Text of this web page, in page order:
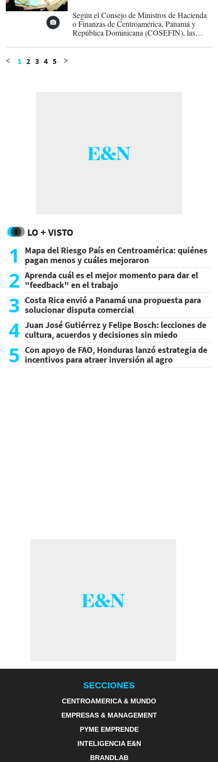
Según el Consejo de Ministros de Hacienda
o Finanzas de Centroamérica, Panamá y
República Dominicana (COSEFIN), las
registraron entre 6 y 7% en 2021, siendo las
< 1 2 3 4 5 >
LO + VISTO
1
Mapa del Riesgo País en Centroamérica: quiénes
pagan menos y cuáles mejoraron
2 Aprenda cuál es el mejor momento para dar el
"feedback" en el trabajo
3 Costa Rica envió a Panamá una propuesta para
solucionar disputa comercial
4 Juan José Gutiérrez y Felipe Bosch: lecciones de
cultura, acuerdos y decisiones sin miedo
5 Con apoyo de FAO, Honduras lanzó estrategia de
incentivos para atraer inversión al agro
SECCIONES
CENTROAMERICA & MUNDO
EMPRESAS & MANAGEMENT
PYME EMPRENDE
INTELIGENCIA E&N
BRANDLAB